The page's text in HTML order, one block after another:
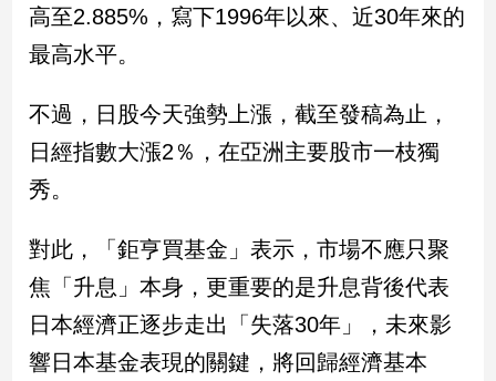
觀
民
國
會
焦
點
點
兩
岸/
高至2.885%，寫下1996年以來、近30年來的
最高水平。
不過，日股今天強勢上漲，截至發稿為止，
日經指數大漲2％，在亞洲主要股市一枝獨
秀。
對此，「鉅亨買基金」表示，市場不應只聚
焦「升息」本身，更重要的是升息背後代表
日本經濟正逐步走出「失落30年」，未來影
響日本基金表現的關鍵，將回歸經濟基本